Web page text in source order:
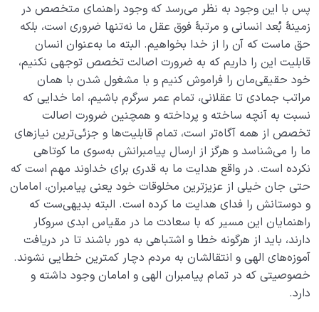
پس با این وجود به نظر می‌­رسد که وجود راهنمای متخصص در
زمینۀ بُعد انسانی و مرتبۀ فوق عقل ما نه­‌تنها ضروری ا‌ست، بلکه
حق ماست که آن را از خدا بخواهیم. البته ما به‌عنوان انسان
قابلیت این را داریم که به ضرورت اصالت تخصص توجهی نکنیم،
خود حقیقی‌­مان را فراموش کنیم و با مشغول شدن با همان
مراتب جمادی تا عقلانی، تمام عمر سرگرم باشیم، اما خدایی که
نسبت به آنچه ساخته و پرداخته و همچنین ضرورت اصالت
تخصص از همه آگاه‌­تر است، تمام قابلیت‌­ها و جزئی‌ترین‌ نیازهای
ما را می­‌شناسد و هرگز از ارسال پیامبرانش به­‌سوی ما کوتاهی
نکرده است. در واقع هدایت ما به قدری برای خداوند مهم است که
حتی جان خیلی از عزیزترین مخلوقات خود یعنی پیامبران، امامان
و دوستانش را فدای هدایت ما کرده است. البته بدیهی‌ست که
راهنمایان این مسیر که با سعادت ما در مقیاس ابدی سروکار
دارند، باید از هرگونه خطا و اشتباهی به دور باشند تا در دریافت
آموزه‌های الهی و انتقالشان به مردم دچار کمترین خطایی نشوند.
خصوصیتی که در تمام پیامبران الهی و امامان وجود داشته و
دارد.